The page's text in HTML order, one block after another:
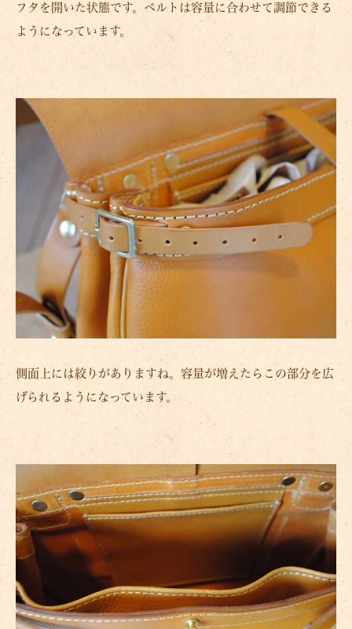
フタを開いた状態です。ベルトは容量に合わせて調節できる
ようになっています。
側面上には絞りがありますね。容量が増えたらこの部分を広
げられるようになっています。